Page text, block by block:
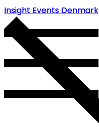
Insight Events Denmark
Insight Events Denmark